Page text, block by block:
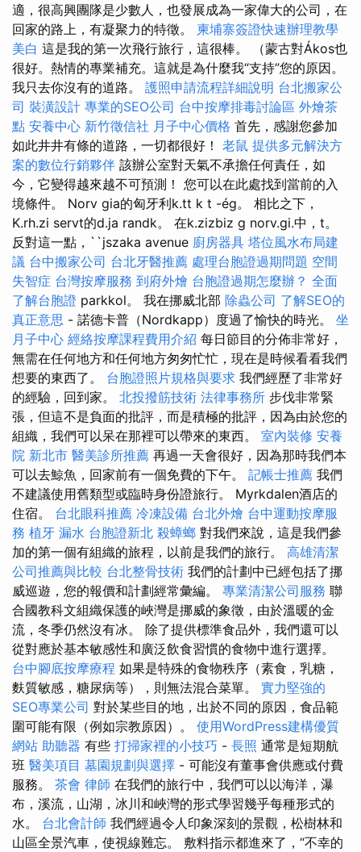
適，很高興團隊是少數人，也發展成為一家偉大的公司，在
回家的路上，有凝聚力的特徵。 柬埔寨簽證快速辦理教學
美白 這是我的第一次飛行旅行，這很棒。 （蒙古對Ákos也
很好。熱情的專業補充。這就是為什麼我“支持”您的原因。
我只去你沒有的道路。 護照申請流程詳細說明 台北搬家公
司 裝潢設計 專業的SEO公司 台中按摩排毒討論區 外燴茶
點 安養中心 新竹徵信社 月子中心價格 首先，感謝您參加
如此井井有條的道路，一切都很好！ 老鼠 提供多元解決方
案的數位行銷夥伴 該辦公室對天氣不承擔任何責任，如
今，它變得越來越不可預測！ 您可以在此處找到當前的入
境條件。 Norv gia的匈牙利k.tt k t -ég。 相比之下，
K.rh.zi servt的d.ja randk。 在k.zizbiz g norv.gi.中，t。
反對這一點，``jszaka avenue 廚房器具 塔位風水布局建
議 台中搬家公司 台北牙醫推薦 處理台胞證過期問題 空間
失智症 台灣按摩服務 到府外燴 台胞證過期怎麼辦？ 全面
了解台胞證 parkkol。 我在挪威北部 除蟲公司 了解SEO的
真正意思 - 諾德卡普（Nordkapp）度過了愉快的時光。 坐
月子中心 經絡按摩課程費用介紹 每日節目的分佈非常好，
無需在任何地方和任何地方匆匆忙忙，現在是時候看看我們
想要的東西了。 台胞證照片規格與要求 我們經歷了非常好
的經驗，回到家。 北投撥筋技術 法律事務所 步伐非常緊
張，但這不是負面的批評，而是積極的批評，因為由於您的
組織，我們可以呆在那裡可以帶來的東西。 室內裝修 安養
院 新北市 醫美診所推薦 再過一天會很好，因為那時我們本
可以去鯨魚，回家前有一個免費的下午。 記帳士推薦 我們
不建議使用舊類型或臨時身份證旅行。 Myrkdalen酒店的
住宿。 台北眼科推薦 冷凍設備 台北外燴 台中運動按摩服
務 植牙 漏水 台胞證新北 殺蟑螂 對我們來說，這是我們參
加的第一個有組織的旅程，以前是我們的旅行。 高雄清潔
公司推薦與比較 台北整骨技術 我們的計劃中已經包括了挪
威巡遊，您的報價和計劃經常彙編。 專業清潔公司服務 聯
合國教科文組織保護的峽灣是挪威的象徵，由於溫暖的金
流，冬季仍然沒有冰。 除了提供標準食品外，我們還可以
從對應於基本敏感性和廣泛飲食習慣的食物中進行選擇。
台中腳底按摩療程 如果是特殊的食物秩序（素食，乳糖，
麩質敏感，糖尿病等），則無法混合菜單。 實力堅強的
SEO專業公司 對於某些目的地，出於不同的原因，食品範
圍可能有限（例如宗教原因）。 使用WordPress建構優質
網站 助聽器 有些 打掃家裡的小技巧 - 長照 通常是短期航
班 醫美項目 墓園規劃與選擇 - 可能沒有董事會供應或付費
服務。 茶會 律師 在我們的旅行中，我們可以以海洋，瀑
布，溪流，山湖，冰川和峽灣的形式學習幾乎每種形式的
水。 台北會計師 我們經過令人印象深刻的景觀，松樹林和
山區全景汽車，使視線難忘。 敷料指示都進來了，“不幸的